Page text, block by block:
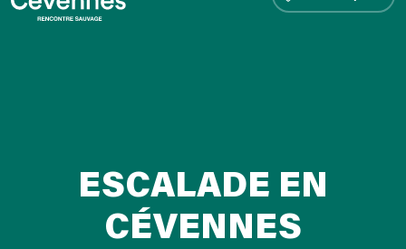
ESCALADE EN
CÉVENNES